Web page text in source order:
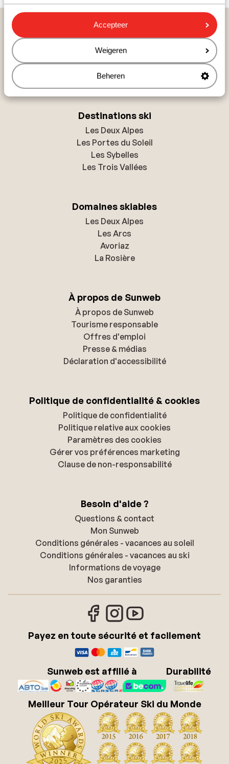
Accepteer
Weigeren
Beheren
avec jeux et premières expériences sur la neige. À
Ciampac, au-dessus d’Alba, un autre parc pour enfants
propose des activités encadrées par des moniteurs de
ski. Pour les adolescents, le snowpark de Pozza di
Fassa est une attraction majeure.
D’autres activités sont possibles : parapente, escalade
sur glace, snowtubing et luge. Avec le skibus, vous
pouvez visiter facilement les différents villages pour
environ 10 € par personne et par semaine. Val di Fassa
offre donc des activités pour tous et convient à tous
les profils de vacanciers.
Une télécabine 3S ultramoderne a récemment été
inaugurée entre Campitello di Fassa et Col Rodella. Elle
compte 22 cabines de 30 places et peut transporter
d’atteindre le sommet en moins de six minutes. La
télécabine est équipée de sièges chauffants, grandes
fenêtres panoramiques et de technologies économes
en énergie, modernisant considérablement le domaine
et améliorant le flux vers la Sella Ronda.
Pays populaires ski
France
Andorre
Italie
Suisse
Destinations ski
Les Deux Alpes
Les Portes du Soleil
Les Sybelles
Les Trois Vallées
Domaines skiables
Les Deux Alpes
Les Arcs
Avoriaz
La Rosière
À propos de Sunweb
À propos de Sunweb
Tourisme responsable
Offres d'emploi
Presse & médias
Déclaration d'accessibilité
Politique de confidentialité & cookies
Politique de confidentialité
Politique relative aux cookies
Paramètres des cookies
Gérer vos préférences marketing
Clause de non-responsabilité
Besoin d'aide ?
Questions & contact
Mon Sunweb
Conditions générales - vacances au soleil
Conditions générales - vacances au ski
Informations de voyage
Nos garanties
Payez en toute sécurité et facilement
Sunweb est affilié à Durabilité
Meilleur Tour Opérateur Ski du Monde